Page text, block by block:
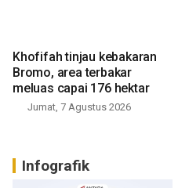
Khofifah tinjau kebakaran
Bromo, area terbakar
meluas capai 176 hektar
Jumat, 7 Agustus 2026
Infografik